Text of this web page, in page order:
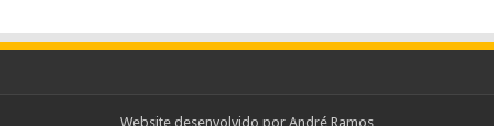
Website desenvolvido por André Ramos